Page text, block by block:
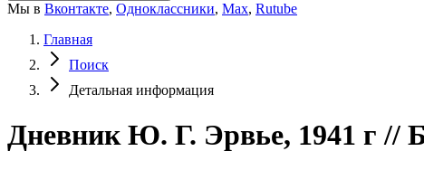
Мы в Вконтакте, Одноклассники, Max, Rutube
Главная
Поиск
Детальная информация
Дневник Ю. Г. Эрвье, 1941 г //